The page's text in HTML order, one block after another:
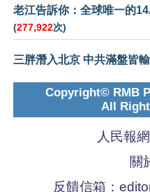
老江告訴你：全球唯一的
(277,922次)
三胖潛入北京 中共滿盤皆輸
Copyright© RMB
All
人民報
關
反饋信箱：